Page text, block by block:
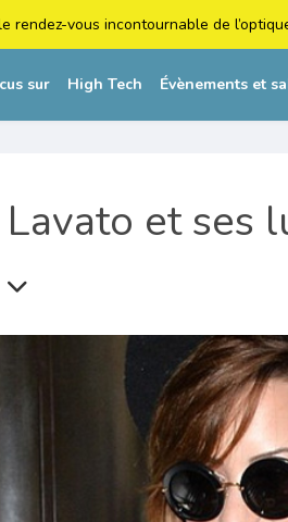
rendez-vous incontournable de
sur High Tech Évènements et
et ses